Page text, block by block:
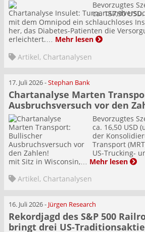
Bevorzugtes
ca. 157,90
mit dem Omnipod ein schlauchloses
her, das Diabetes-Patienten die
erleichtert.… Mehr lesen
Artikel, Chartanalysen
17. Juli 2026-Stephan Bank
Chartanalyse Marten
Ausbruchsversuch vor den
Bevorzugtes
ca. 16,50 USD
der
Transport
US-Trucking-
mit Sitz in Wisconsin,… Mehr lesen
Artikel, Chartanalysen
16. Juli 2026- Jürgen Research
Rekordjagd des S&P 500
bringt drei US-